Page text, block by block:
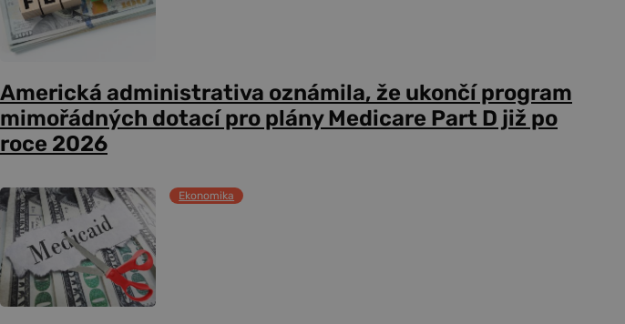
Americká administrativa oznámila, že ukončí program
mimořádných dotací pro plány Medicare Part D již po
roce 2026
Ekonomika